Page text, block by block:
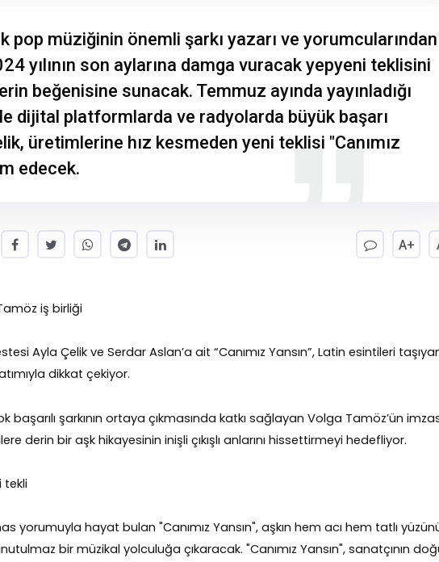
müziğinin önemli şarkı yazarı ve yorumcularından
yılının son aylarına damga vuracak yepyeni teklisini
beğenisine sunacak. Temmuz ayında yayınladığı
dijital platformlarda ve radyolarda büyük başarı
üretimlerine hız kesmeden yeni teklisi "Canımız
edecek.
A+
iş birliği
Ayla Çelik ve Serdar Aslan’a ait “Canımız Yansın”, Latin esintileri
dikkat çekiyor.
başarılı şarkının ortaya çıkmasında katkı sağlayan Volga Tamöz’ün
derin bir aşk hikayesinin inişli çıkışlı anlarını hissettirmeyi hedefliyor.
tekli
yorumuyla hayat bulan "Canımız Yansın", aşkın hem acı hem tatlı
bir müzikal yolculuğa çıkaracak. "Canımız Yansın", sanatçının